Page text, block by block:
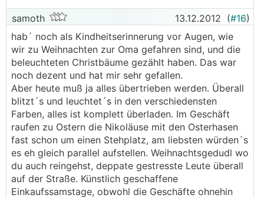
samoth 13.12.2012 (#16)
hab´ noch als Kindheitserinnerung vor Augen, wie
wir zu Weihnachten zur Oma gefahren sind, und die
beleuchteten Christbäume gezählt haben. Das war
noch dezent und hat mir sehr gefallen.
Aber heute muß ja alles übertrieben werden. Überall
blitzt´s und leuchtet´s in den verschiedensten
Farben, alles ist komplett überladen. Im Geschäft
raufen zu Ostern die Nikoläuse mit den Osterhasen
fast schon um einen Stehplatz, am liebsten würden´s
es eh gleich parallel aufstellen. Weihnachtsgedudl wo
du auch reingehst, deppate gestresste Leute überall
auf der Straße. Künstlich geschaffene
Einkaufssamstage, obwohl die Geschäfte ohnehin